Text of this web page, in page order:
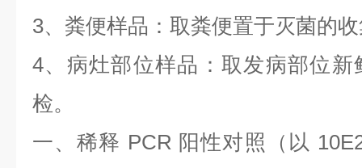
3、粪便样品：取粪便置于灭菌的
4、病灶部位样品：取发病部位
检。
一、稀释 PCR 阳性对照（以